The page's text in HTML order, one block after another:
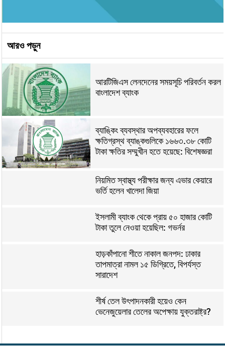
আরও পড়ুন
আরটিজিএস লেনদেনের সময়সূচি পরিবর্তন করল
বাংলাদেশ ব্যাংক
ব্যাঙ্কিং ব্যবস্থার অপব্যবহারের ফলে
ক্ষতিগ্রস্থ ব্যাঙ্কগুলিকে ১৬৬৩.৩৮ কোটি
টাকা ক্ষতির সম্মুখীন হতে হয়েছে: বিশেষজ্ঞরা
নিয়মিত স্বাস্থ্য পরীক্ষার জন্য এভার কেয়ারে
ভর্তি হলেন খালেদা জিয়া
ইসলামী ব্যাংক থেকে প্রায় ৫০ হাজার কোটি
টাকা তুলে নেওয়া হয়েছিল: গভর্নর
হাড়কাঁপানো শীতে নাকাল জনপদ: ঢাকার
তাপমাত্রা নামল ১৫ ডিগ্রিতে, বিপর্যস্ত
সারাদেশ
শীর্ষ তেল উৎপাদনকারী হয়েও কেন
ভেনেজুয়েলার তেলের অপেক্ষায় যুক্তরাষ্ট্র?